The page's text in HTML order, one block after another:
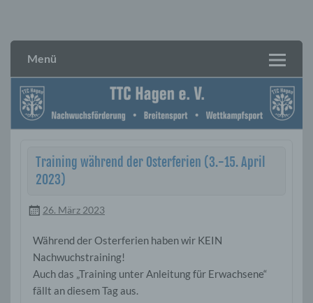
Menü
Training während der Osterferien (3.-15. April
2023)
26. März 2023
Während der Osterferien haben wir KEIN
Nachwuchstraining!
Auch das „Training unter Anleitung für Erwachsene“
fällt an diesem Tag aus.